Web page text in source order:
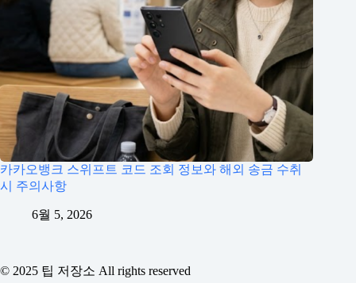
카카오뱅크 스위프트 코드 조회 정보와 해외 송금 수취
시 주의사항
6월 5, 2026
© 2025 팁 저장소 All rights reserved